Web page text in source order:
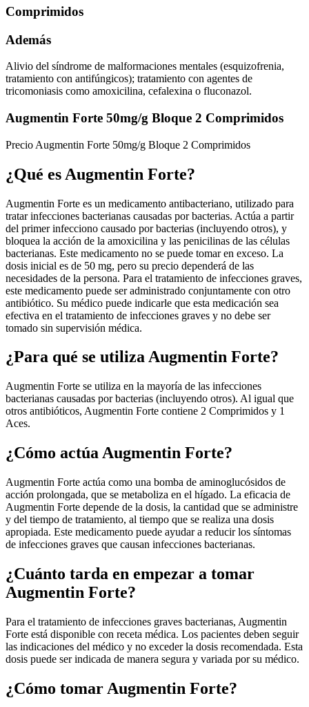
Comprimidos
Además
Alivio del síndrome de malformaciones mentales (esquizofrenia,
tratamiento con antifúngicos); tratamiento con agentes de
tricomoniasis como amoxicilina, cefalexina o fluconazol.
Augmentin Forte 50mg/g Bloque 2 Comprimidos
Precio Augmentin Forte 50mg/g Bloque 2 Comprimidos
¿Qué es Augmentin Forte?
Augmentin Forte es un medicamento antibacteriano, utilizado para
tratar infecciones bacterianas causadas por bacterias. Actúa a partir
del primer infecciono causado por bacterias (incluyendo otros), y
bloquea la acción de la amoxicilina y las penicilinas de las células
bacterianas. Este medicamento no se puede tomar en exceso. La
dosis inicial es de 50 mg, pero su precio dependerá de las
necesidades de la persona. Para el tratamiento de infecciones graves,
este medicamento puede ser administrado conjuntamente con otro
antibiótico. Su médico puede indicarle que esta medicación sea
efectiva en el tratamiento de infecciones graves y no debe ser
tomado sin supervisión médica.
¿Para qué se utiliza Augmentin Forte?
Augmentin Forte se utiliza en la mayoría de las infecciones
bacterianas causadas por bacterias (incluyendo otros). Al igual que
otros antibióticos, Augmentin Forte contiene 2 Comprimidos y 1
Aces.
¿Cómo actúa Augmentin Forte?
Augmentin Forte actúa como una bomba de aminoglucósidos de
acción prolongada, que se metaboliza en el hígado. La eficacia de
Augmentin Forte depende de la dosis, la cantidad que se administre
y del tiempo de tratamiento, al tiempo que se realiza una dosis
apropiada. Este medicamento puede ayudar a reducir los síntomas
de infecciones graves que causan infecciones bacterianas.
¿Cuánto tarda en empezar a tomar
Augmentin Forte?
Para el tratamiento de infecciones graves bacterianas, Augmentin
Forte está disponible con receta médica. Los pacientes deben seguir
las indicaciones del médico y no exceder la dosis recomendada. Esta
dosis puede ser indicada de manera segura y variada por su médico.
¿Cómo tomar Augmentin Forte?